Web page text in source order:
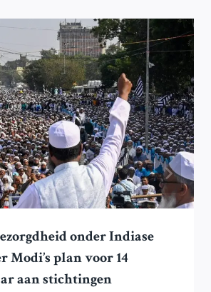
onder Indiase
Modi’s plan voor 14
aan stichtingen